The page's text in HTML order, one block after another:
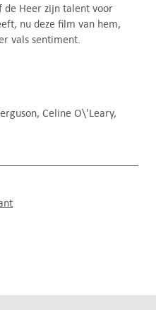
de Heer zijn talent voor
nu deze film van hem,
vals sentiment.
Celine O\'Leary,